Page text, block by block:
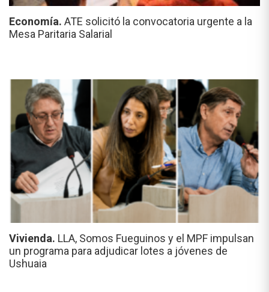
Economía. ATE solicitó la convocatoria urgente a la
Mesa Paritaria Salarial
Vivienda. LLA, Somos Fueguinos y el MPF impulsan
un programa para adjudicar lotes a jóvenes de
Ushuaia